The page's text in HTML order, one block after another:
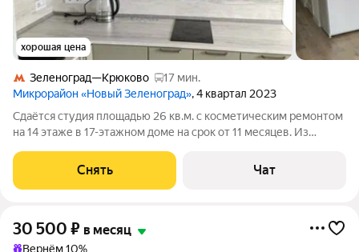
хорошая цена
Зеленоград—Крюково
17 мин.
Микрорайон «Новый Зеленоград», 4 квартал 2023
Сдаётся студия площадью 26 кв.м. с косметическим ремонтом
на 14 этаже в 17-этажном доме на срок от 11 месяцев. Из
Микроволновка Дом - монолитный, окна выходят во двор. В
подъезде 1 лифт - 0 грузовых и 1
Снять Чат
30 500 ₽ в месяц
Вернём 10%